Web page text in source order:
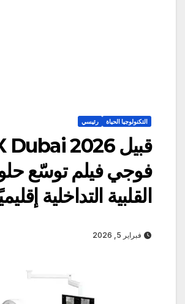
التكنولوجيا الحياة رئيسي
فوجي فيلم توسّع
القلبية التداخلية
فبراير 5, 2026